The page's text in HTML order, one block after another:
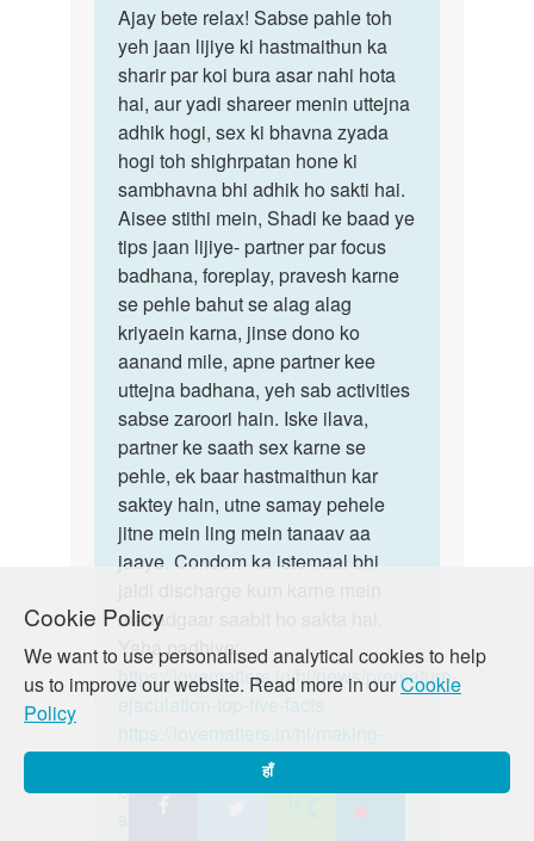
Cookie Policy
We want to use personalised analytical cookies to help
us to improve our website. Read more in ourCookie
Policy
हाँ
to
Hello
madam
ji
mai
27yr
ka…
by
Ajay
sen
Ajay
bete
relax!
Sabse
pahle…
Ajay bete relax! Sabse pahle toh
yeh jaan lijiye ki hastmaithun ka
sharir par koi bura asar nahi hota
hai, aur yadi shareer menin uttejna
adhik hogi, sex ki bhavna zyada
hogi toh shighrpatan hone ki
sambhavna bhi adhik ho sakti hai.
Aisee stithi mein, Shadi ke baad ye
tips jaan lijiye- partner par focus
badhana, foreplay, pravesh karne
se pehle bahut se alag alag
kriyaein karna, jinse dono ko
aanand mile, apne partner kee
uttejna badhana, yeh sab activities
sabse zaroori hain. Iske ilava,
partner ke saath sex karne se
pehle, ek baar hastmaithun kar
saktey hain, utne samay pehele
jitne mein ling mein tanaav aa
jaaye. Condom ka istemaal bhi
madadgaar saabit ho sakta hai.
Yaha padhiye:
https://lovematters.in/hi/news/premature-
love/sex-problems-how-to-
overcome-them/i-ejaculate-too-
Yadi aap is mudde par